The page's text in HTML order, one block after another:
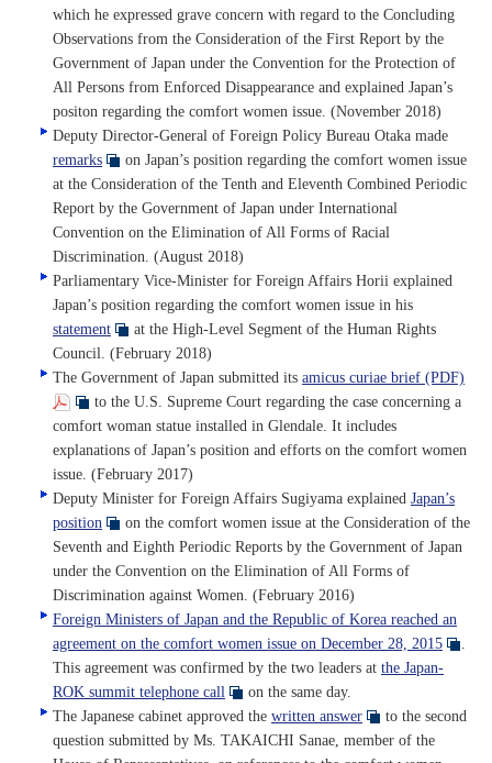
which he expressed grave concern with regard to the Concluding
Observations from the Consideration of the First Report by the
Government of Japan under the Convention for the Protection of
All Persons from Enforced Disappearance and explained Japan’s
positon regarding the comfort women issue. (November 2018)
Deputy Director-General of Foreign Policy Bureau Otaka made
remarks
on Japan’s position regarding the comfort women issue
at the Consideration of the Tenth and Eleventh Combined Periodic
Report by the Government of Japan under International
Convention on the Elimination of All Forms of Racial
Discrimination. (August 2018)
Parliamentary Vice-Minister for Foreign Affairs Horii explained
Japan’s position regarding the comfort women issue in his
statement
at the High-Level Segment of the Human Rights
Council. (February 2018)
The Government of Japan submitted its amicus curiae brief (PDF)
to the U.S. Supreme Court regarding the case concerning a
comfort woman statue installed in Glendale. It includes
explanations of Japan’s position and efforts on the comfort women
issue. (February 2017)
Deputy Minister for Foreign Affairs Sugiyama explained Japan’s
position
on the comfort women issue at the Consideration of the
Seventh and Eighth Periodic Reports by the Government of Japan
under the Convention on the Elimination of All Forms of
Discrimination against Women. (February 2016)
Foreign Ministers of Japan and the Republic of Korea reached an
agreement on the comfort women issue on December 28, 2015
This agreement was confirmed by the two leaders at the Japan-
ROK summit telephone call
on the same day.
The Japanese cabinet approved the written answer
to the second
question submitted by Ms. TAKAICHI Sanae, member of the